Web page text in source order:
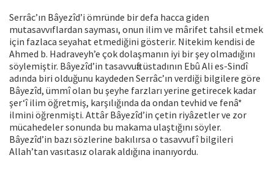
Serrâc’ın Bâyezîd’i ömründe bir defa hacca giden
mutasavvıflardan sayması, onun ilim ve mârifet tahsil etmek
için fazlaca seyahat etmediğini gösterir. Nitekim kendisi de
Ahmed b. Hadraveyh’e çok dolaşmanın iyi bir şey olmadığını
söylemiştir. Bâyezîd’in tasavvufta üstadının Ebû Ali es-Sindî
adında biri olduğunu kaydeden Serrâc’ın verdiği bilgilere göre
Bâyezîd, ümmî olan bu şeyhe farzları yerine getirecek kadar
şer‘î ilim öğretmiş, karşılığında da ondan tevhid ve fenâ*
ilmini öğrenmişti. Attâr Bâyezîd’in çetin riyâzetler ve zor
mücahedeler sonunda bu makama ulaştığını söyler.
Bâyezîd’in bazı sözlerine bakılırsa o tasavvufî bilgileri
Allah’tan vasıtasız olarak aldığına inanıyordu.